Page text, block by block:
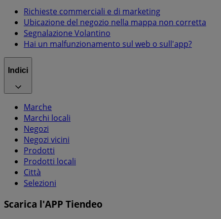
Richieste commerciali e di marketing
Ubicazione del negozio nella mappa non corretta
Segnalazione Volantino
Hai un malfunzionamento sul web o sull'app?
Indici
Marche
Marchi locali
Negozi
Negozi vicini
Prodotti
Prodotti locali
Città
Selezioni
Scarica l'APP Tiendeo